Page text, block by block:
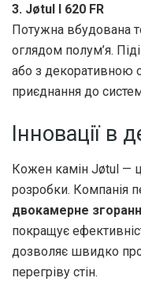
3. Jøtul I 620 FR
Потужна вбудована
оглядом полум’я.
або з декоративною
приєднання до
Інновації в
Кожен камін Jøtul —
розробки. Компанія
двокамерне
покращує
дозволяє швидко
перегріву стін.